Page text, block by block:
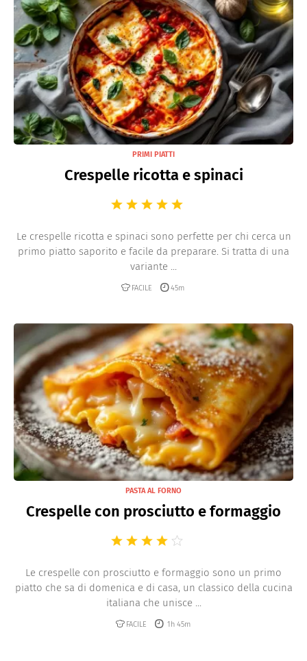
PRIMI PIATTI
Crespelle ricotta e spinaci
Le crespelle ricotta e spinaci sono perfette per chi cerca un
primo piatto saporito e facile da preparare. Si tratta di una
variante ...
FACILE 45m
PASTA AL FORNO
Crespelle con prosciutto e formaggio
Le crespelle con prosciutto e formaggio sono un primo
piatto che sa di domenica e di casa, un classico della cucina
italiana che unisce ...
FACILE 1h 45m